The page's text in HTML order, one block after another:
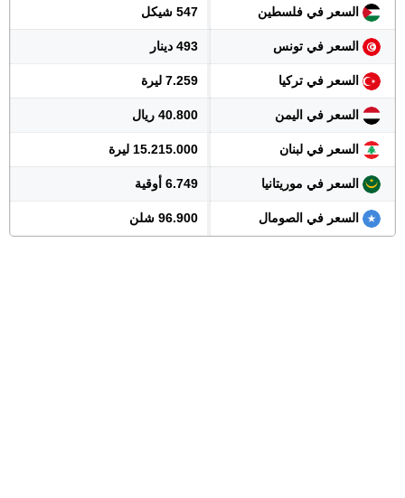
السعر في فلسطين 547 شيكل
السعر في تونس 493 دينار
السعر في تركيا 7.259 ليرة
السعر في اليمن 40.800 ريال
السعر في لبنان 15.215.000 ليرة
السعر في موريتانيا 6.749 أوقية
السعر في الصومال 96.900 شلن